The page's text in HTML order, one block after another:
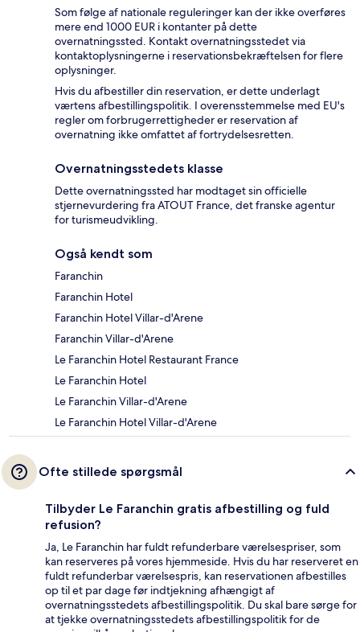
Som følge af nationale reguleringer kan der ikke overføres
mere end 1000 EUR i kontanter på dette
overnatningssted. Kontakt overnatningsstedet via
kontaktoplysningerne i reservationsbekræftelsen for flere
oplysninger.
Hvis du afbestiller din reservation, er dette underlagt
værtens afbestillingspolitik. I overensstemmelse med EU's
regler om forbrugerrettigheder er reservation af
overnatning ikke omfattet af fortrydelsesretten.
Overnatningsstedets klasse
Dette overnatningssted har modtaget sin officielle
stjernevurdering fra ATOUT France, det franske agentur
for turismeudvikling.
Også kendt som
Faranchin
Faranchin Hotel
Faranchin Hotel Villar-d'Arene
Faranchin Villar-d'Arene
Le Faranchin Hotel Restaurant France
Le Faranchin Hotel
Le Faranchin Villar-d'Arene
Le Faranchin Hotel Villar-d'Arene
Ofte stillede spørgsmål
Tilbyder Le Faranchin gratis afbestilling og fuld
refusion?
Ja, Le Faranchin har fuldt refunderbare værelsespriser, som
kan reserveres på vores hjemmeside. Hvis du har reserveret en
fuldt refunderbar værelsespris, kan reservationen afbestilles
op til et par dage før indtjekning afhængigt af
overnatningsstedets afbestillingspolitik. Du skal bare sørge for
at tjekke overnatningsstedets afbestillingspolitik for de